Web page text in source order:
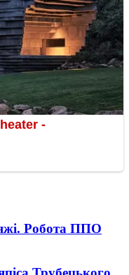
Робота ППО